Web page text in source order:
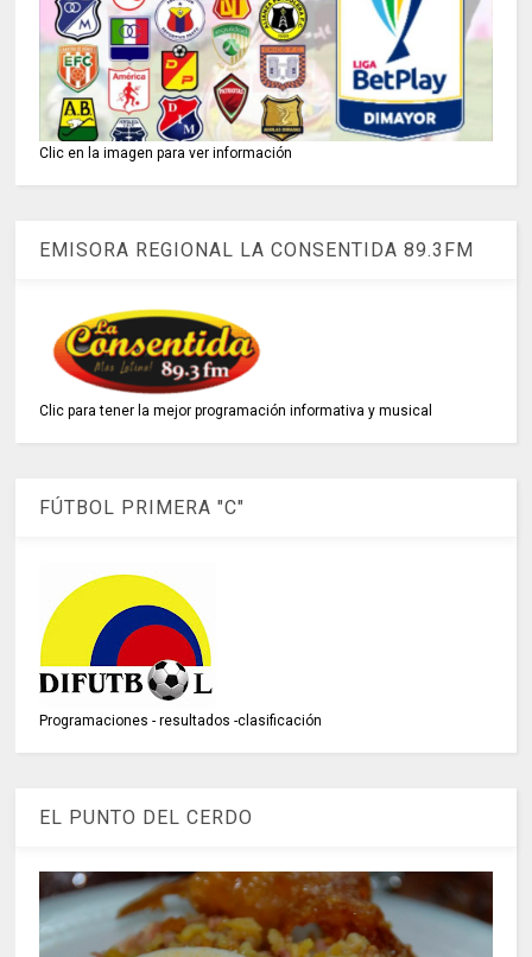
Clic en la imagen para ver información
EMISORA REGIONAL LA CONSENTIDA 89.3FM
Clic para tener la mejor programación informativa y musical
FÚTBOL PRIMERA "C"
Programaciones - resultados -clasificación
EL PUNTO DEL CERDO